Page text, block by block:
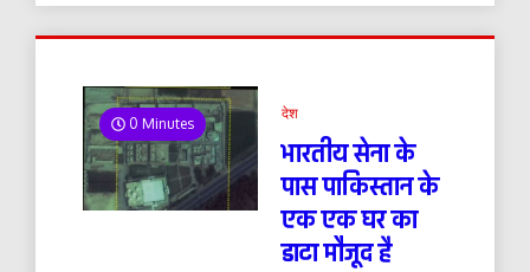
0 Minutes
देश
भारतीय सेना के
पास पाकिस्तान के
एक एक घर का
डाटा मौजूद है